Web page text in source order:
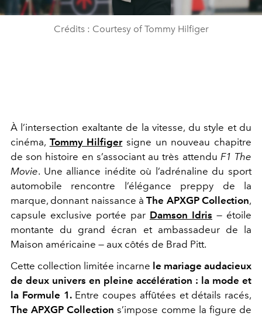
Crédits : Courtesy of Tommy Hilfiger
À l’intersection exaltante de la vitesse, du style et du
cinéma, Tommy Hilfigersigne un nouveau chapitre
de son histoire en s’associant au très attendu F1 The
Movie. Une alliance inédite où l’adrénaline du sport
automobile rencontre l’élégance preppy de la
marque, donnant naissance àThe APXGP Collection,
capsule exclusive portée par Damson Idris — étoile
montante du grand écran et ambassadeur de la
Maison américaine — aux côtés de Brad Pitt.
Cette collection limitée incarne le mariage audacieux
de deux univers en pleine accélération : la mode et
la Formule 1.Entre coupes affûtées et détails racés,
The APXGP Collection s’impose comme la figure de